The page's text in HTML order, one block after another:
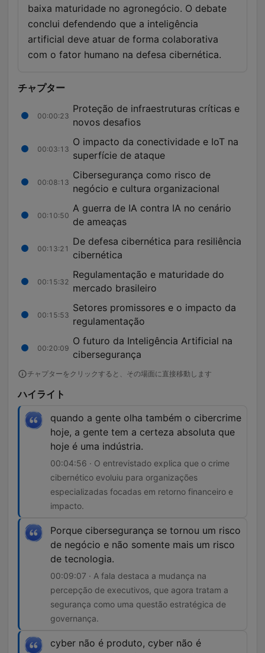
baixa maturidade no agronegócio. O debate
conclui defendendo que a inteligência
artificial deve atuar de forma colaborativa
com o fator humano na defesa cibernética.
チャプター
00:00:23
Proteção de infraestruturas críticas e
novos desafios
00:03:13
O impacto da conectividade e IoT na
superfície de ataque
00:08:13
Cibersegurança como risco de
negócio e cultura organizacional
00:10:50
A guerra de IA contra IA no cenário
de ameaças
00:13:21
De defesa cibernética para resiliência
cibernética
00:15:32
Regulamentação e maturidade do
mercado brasileiro
00:15:53
Setores promissores e o impacto da
regulamentação
00:20:09
O futuro da Inteligência Artificial na
cibersegurança
チャプターをクリックすると、その場面に直接移動します
ハイライト
quando a gente olha também o cibercrime
hoje, a gente tem a certeza absoluta que
hoje é uma indústria.
00:04:56 · O entrevistado explica que o crime
cibernético evoluiu para organizações
especializadas focadas em retorno financeiro e
impacto.
Porque cibersegurança se tornou um risco
de negócio e não somente mais um risco
de tecnologia.
00:09:07 · A fala destaca a mudança na
percepção de executivos, que agora tratam a
segurança como uma questão estratégica de
governança.
cyber não é produto, cyber não é